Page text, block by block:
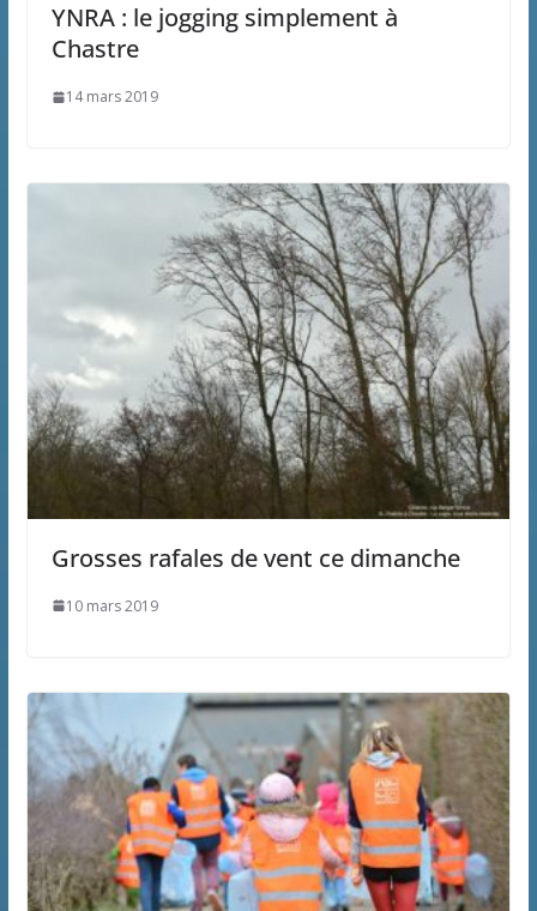
YNRA : le jogging simplement à
Chastre
14 mars 2019
Grosses rafales de vent ce dimanche
10 mars 2019